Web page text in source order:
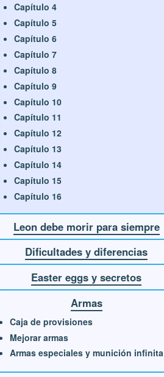
Capítulo 4
Capítulo 5
Capítulo 6
Capítulo 7
Capítulo 8
Capítulo 9
Capítulo 10
Capítulo 11
Capítulo 12
Capítulo 13
Capítulo 14
Capítulo 15
Capítulo 16
Leon debe morir para siempre
Dificultades y diferencias
Easter eggs y secretos
Armas
Caja de provisiones
Mejorar armas
Armas especiales y munición infinita